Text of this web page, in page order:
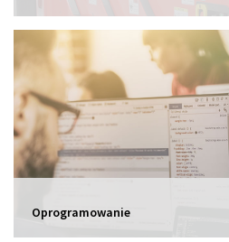
Oprogramowanie